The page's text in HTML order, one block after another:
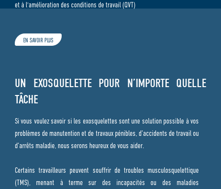
et à l'amélioration des conditions de travail (QVT)
EN SAVOIR PLUS
UN EXOSQUELETTE POUR N’IMPORTE QUELLE
TÂCHE
Si vous voulez savoir si les exosquelettes sont une solution possible à vos
problèmes de manutention et de travaux pénibles, d’accidents de travail ou
d’arrêts maladie, nous serons heureux de vous aider.
Certains travailleurs peuvent souffrir de troubles musculosquelettique
(TMS), menant à terme sur des incapacités ou des maladies